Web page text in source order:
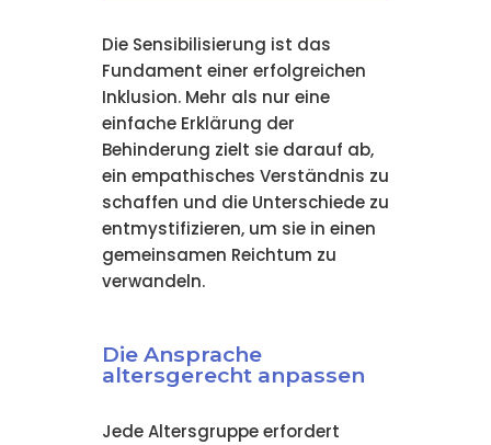
Die Sensibilisierung ist das
Fundament einer erfolgreichen
Inklusion. Mehr als nur eine
einfache Erklärung der
Behinderung zielt sie darauf ab,
ein empathisches Verständnis zu
schaffen und die Unterschiede zu
entmystifizieren, um sie in einen
gemeinsamen Reichtum zu
verwandeln.
Die Ansprache
altersgerecht anpassen
Jede Altersgruppe erfordert